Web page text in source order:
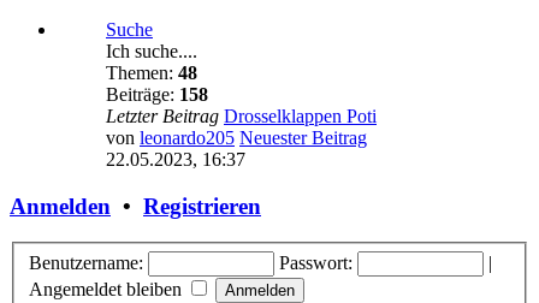
Suche
Ich suche....
Themen: 48
Beiträge: 158
Letzter Beitrag Drosselklappen Poti
von leonardo205 Neuester Beitrag
22.05.2023, 16:37
Anmelden • Registrieren
Benutzername: Passwort:
|
Angemeldet bleiben